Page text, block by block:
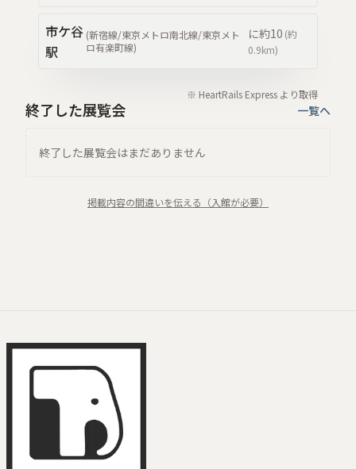
市ケ谷
駅
(新宿線/東京メトロ南北線/東京メト
ロ有楽町線)
に約10 (約
0.9km)
※ HeartRails Express より取得
終了した展覧会 一覧へ
終了した展覧会はまだありません
掲載内容の間違いを伝える（入館が必要）